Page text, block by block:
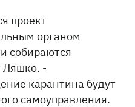
проект
органом
собираются
Ляшко. -
карантина будут
самоуправления.